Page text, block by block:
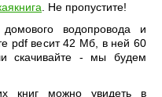
. Не пропустите!
водопровода и
pdf весит 42 Мб, в ней 60
скачивайте - мы будем
книг можно увидеть в